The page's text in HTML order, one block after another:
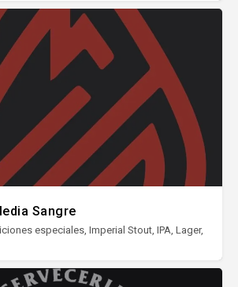
Sangre
especiales, Imperial Stout, IPA, Lager, NEIPA